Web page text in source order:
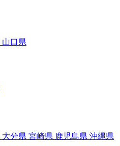
山口県
大分県 宮崎県 鹿児島県 沖縄県